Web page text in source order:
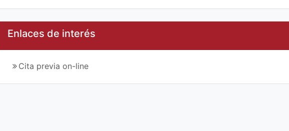
Enlaces de interés
Cita previa on-line